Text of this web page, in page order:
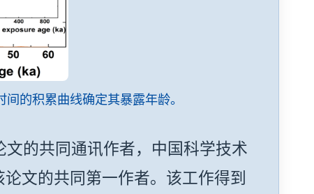
的积累曲线确定其暴露年龄。
的共同通讯作者，中国科学技术
文的共同第一作者。该工作得到